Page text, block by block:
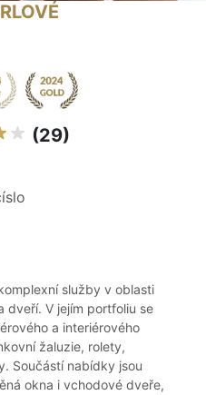
(29)
služby v oblasti
dveří. V jejím portfoliu se
a interiérového
žaluzie, rolety,
Součástí nabídky jsou
okna i vchodové dveře,